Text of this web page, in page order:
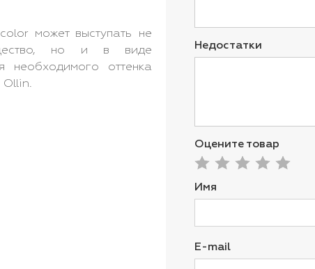
может выступать не
но и в виде
необходимого оттенка
Ollin.
Недостатки
Оцените товар
Имя
E-mail